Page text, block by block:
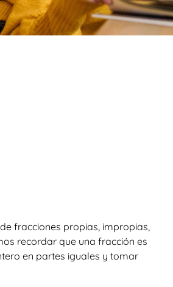
fracciones propias, impropias,
recordar que una fracción es
en partes iguales y tomar